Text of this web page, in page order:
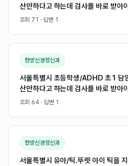
산만하다고 하는데 검사를 바로 받아
조회 71 · 답변 1
한방신경정신과
서울특별시 초등학생/ADHD 초1 담
산만하다고 하는데 검사를 바로 받아
조회 64 · 답변 1
한방신경정신과
서울특별시 유아/틱.뚜렛 아이 틱을